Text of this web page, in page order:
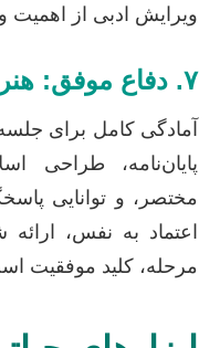
ویرایش ادبی از اهمیت
۷. دفاع موفق: هنر ارائه و پاسخگویی
آمادگی کامل برای
پایان‌نامه، طراحی
مختصر، و توانایی
اعتماد به نفس،
مرحله، کلید موفقیت